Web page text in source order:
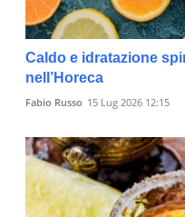
Caldo e idratazione
nell’Horeca
Fabio Russo 15 Lug 2026 12:15